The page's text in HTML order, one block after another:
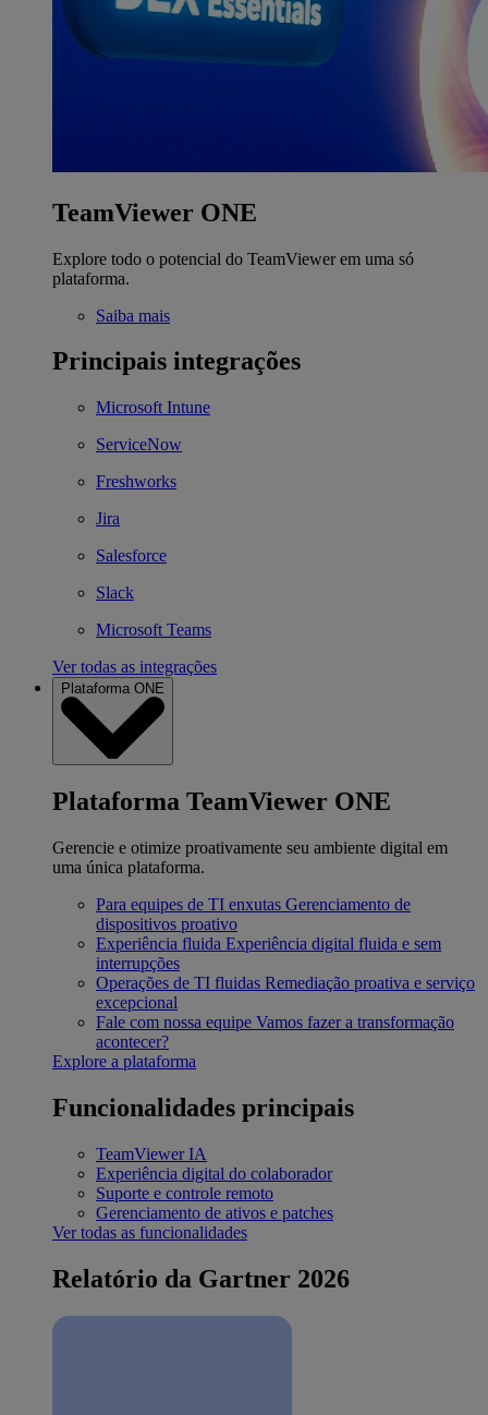
TeamViewer ONE
Explore todo o potencial do TeamViewer em uma só
plataforma.
Saiba mais
Principais integrações
Microsoft Intune
ServiceNow
Freshworks
Jira
Salesforce
Slack
Microsoft Teams
Ver todas as integrações
Plataforma ONE
Plataforma TeamViewer ONE
Gerencie e otimize proativamente seu ambiente digital em
uma única plataforma.
Para equipes de TI enxutas Gerenciamento de
dispositivos proativo
Experiência fluida Experiência digital fluida e sem
interrupções
Operações de TI fluidas Remediação proativa e serviço
excepcional
Fale com nossa equipe Vamos fazer a transformação
acontecer?
Explore a plataforma
Funcionalidades principais
TeamViewer IA
Experiência digital do colaborador
Suporte e controle remoto
Gerenciamento de ativos e patches
Ver todas as funcionalidades
Relatório da Gartner 2026